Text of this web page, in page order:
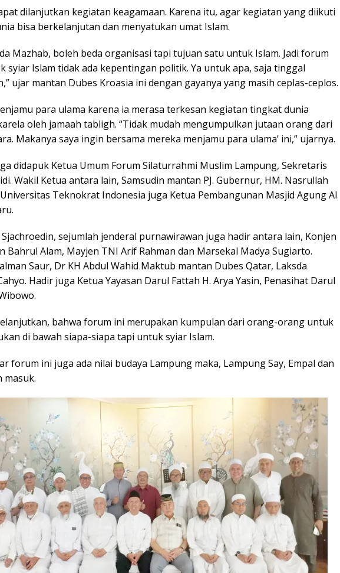
dilanjutkan kegiatan keagamaan. Karena itu, agar kegiatan yang diikuti
bisa berkelanjutan dan menyatukan umat Islam.
Mazhab, boleh beda organisasi tapi tujuan satu untuk Islam. Jadi forum
syiar Islam tidak ada kepentingan politik. Ya untuk apa, saja tinggal
ujar mantan Dubes Kroasia ini dengan gayanya yang masih ceplas-ceplos.
para ulama karena ia merasa terkesan kegiatan tingkat dunia
oleh jamaah tabligh. “Tidak mudah mengumpulkan jutaan orang dari
Makanya saya ingin bersama mereka menjamu para ulama’ ini,” ujarnya.
didapuk Ketua Umum Forum Silaturrahmi Muslim Lampung, Sekretaris
Wakil Ketua antara lain, Samsudin mantan PJ. Gubernur, HM. Nasrullah
Teknokrat Indonesia juga Ketua Pembangunan Masjid Agung Al
sejumlah jenderal purnawirawan juga hadir antara lain, Konjen
Bahrul Alam, Mayjen TNI Arif Rahman dan Marsekal Madya Sugiarto.
Saur, Dr KH Abdul Wahid Maktub mantan Dubes Qatar, Laksda
Hadir juga Ketua Yayasan Darul Fattah H. Arya Yasin, Penasihat Darul
bahwa forum ini merupakan kumpulan dari orang-orang untuk
di bawah siapa-siapa tapi untuk syiar Islam.
forum ini juga ada nilai budaya Lampung maka, Lampung Say, Empal dan
masuk.